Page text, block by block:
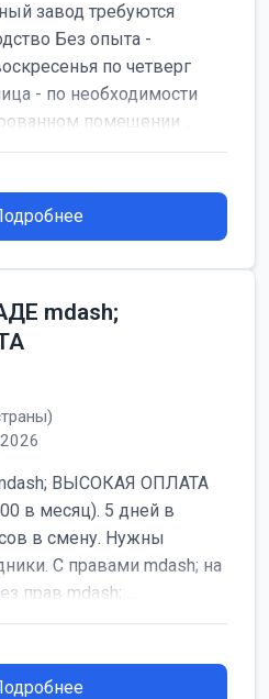
завод требуются
Без опыта -
по четверг
- по необходимости
помещении ...
mdash;
ВЫСОКАЯ ОПЛАТА
в месяц). 5 дней в
в смену. Нужны
С правами mdash; на
mdash; ...